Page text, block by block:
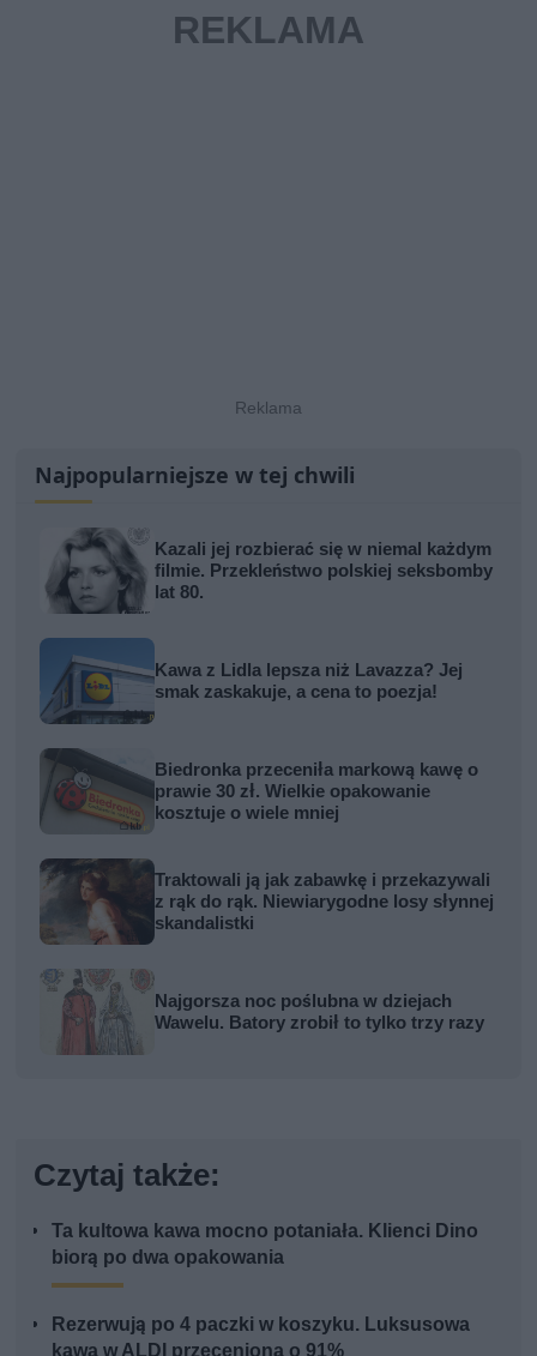
Najpopularniejsze w tej chwili
Kazali jej rozbierać się w niemal każdym
filmie. Przekleństwo polskiej seksbomby
lat 80.
Kawa z Lidla lepsza niż Lavazza? Jej
smak zaskakuje, a cena to poezja!
Biedronka przeceniła markową kawę o
prawie 30 zł. Wielkie opakowanie
kosztuje o wiele mniej
Traktowali ją jak zabawkę i przekazywali
z rąk do rąk. Niewiarygodne losy słynnej
skandalistki
Najgorsza noc poślubna w dziejach
Wawelu. Batory zrobił to tylko trzy razy
Czytaj także:
Ta kultowa kawa mocno potaniała. Klienci Dino
biorą po dwa opakowania
Rezerwują po 4 paczki w koszyku. Luksusowa
kawa w ALDI przeceniona o 91%